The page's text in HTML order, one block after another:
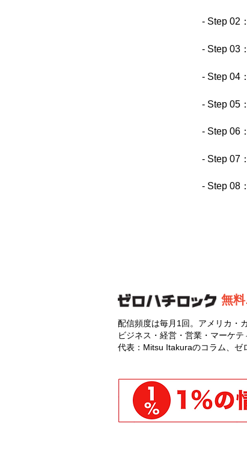
- Step 02
- Step 03
- Step 04
- Step 05
- Step 06
- Step 07
- Step 08
無
配信頻度は毎月1回。アメリカ・
ビジネス・経営・営業・マーケ
代表：Mitsu Itakuraのコラム、ゼ